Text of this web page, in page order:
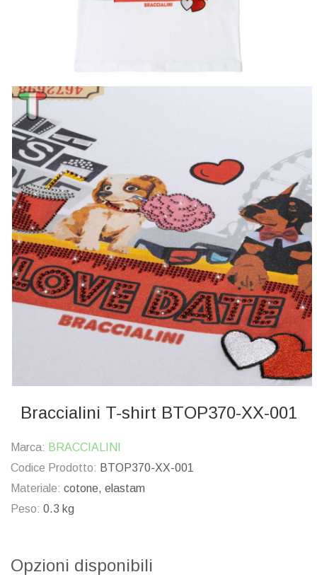
Braccialini T-shirt BTOP370-XX-001
Marca: BRACCIALINI
Codice Prodotto: BTOP370-XX-001
Materiale: cotone, elastam
Peso: 0.3 kg
Opzioni disponibili